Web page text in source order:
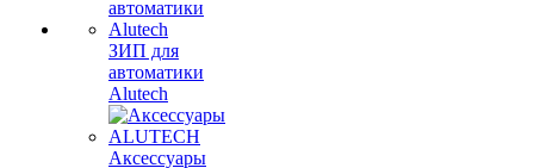
ЗИП для
автоматики
Alutech
Аксессуары